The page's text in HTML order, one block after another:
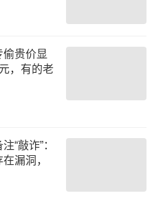
贵价显
，有的老
“敲诈”：
漏洞，